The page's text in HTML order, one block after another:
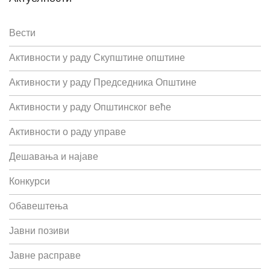
Вести
Активности у раду Скупштине општине
Активности у раду Председника Општине
Активности у раду Општинског веће
Активности о раду управе
Дешавања и најаве
Конкурси
Oбавештења
Јавни позиви
Јавне расправе